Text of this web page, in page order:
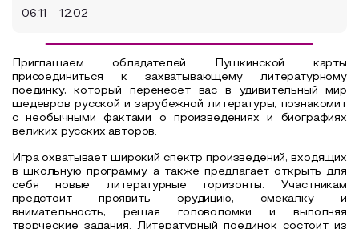
06.11 - 12.02
Приглашаем обладателей Пушкинской карты
присоединиться к захватывающему литературному
поединку, который перенесет вас в удивительный мир
шедевров русской и зарубежной литературы, познакомит
с необычными фактами о произведениях и биографиях
великих русских авторов.
Игра охватывает широкий спектр произведений, входящих
в школьную программу, а также предлагает открыть для
себя новые литературные горизонты. Участникам
предстоит проявить эрудицию, смекалку и
внимательность, решая головоломки и выполняя
творческие задания. Литературный поединок состоит из